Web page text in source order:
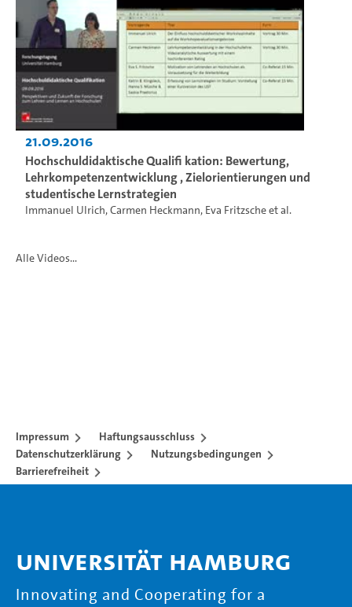
21.09.2016
Hochschuldidaktische Qualifi kation: Bewertung,
Lehrkompetenzentwicklung , Zielorientierungen und
studentische Lernstrategien
Immanuel Ulrich,Carmen Heckmann, Eva Fritzscheet al.
Alle Videos...
Impressum
Haftungsausschluss
Datenschutzerklärung
Nutzungsbedingungen
Barrierefreiheit
Universität Hamburg
Innovating and Cooperating for a